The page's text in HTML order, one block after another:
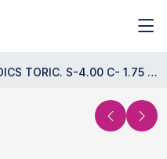
TORIC. S-4.00 C- 1.75 X 50 CB - 8.7